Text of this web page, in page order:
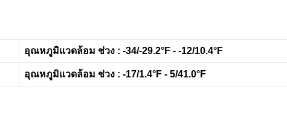
อุณหภูมิแวดล้อม ช่วง : -34/-29.2°F - -12/10.4°F
อุณหภูมิแวดล้อม ช่วง : -17/1.4°F - 5/41.0°F